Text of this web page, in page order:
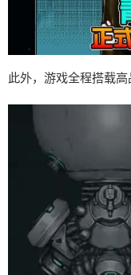
此外，游戏全程搭载